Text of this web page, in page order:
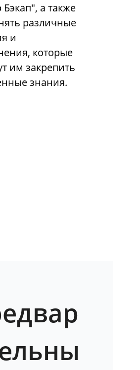
а также
различные
и
которые
им закрепить
знания.